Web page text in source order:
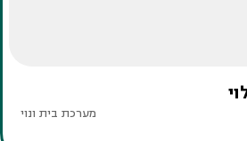
מערכת בית ונוי